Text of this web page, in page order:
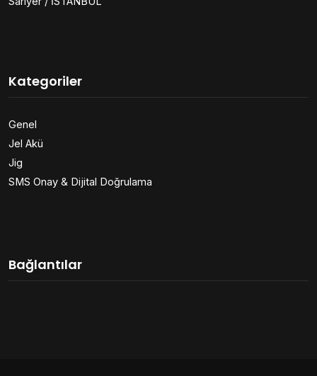
Kategoriler
Genel
Jel Akü
Jig
SMS Onay & Dijital Doğrulama
Bağlantılar